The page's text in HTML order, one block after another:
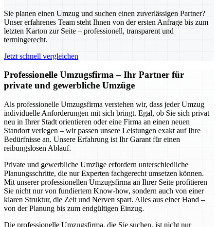
Sie planen einen Umzug und suchen einen zuverlässigen Partner?
Unser erfahrenes Team steht Ihnen von der ersten Anfrage bis zum
letzten Karton zur Seite – professionell, transparent und
termingerecht.
Jetzt schnell vergleichen
Professionelle Umzugsfirma – Ihr Partner für
private und gewerbliche Umzüge
Als professionelle Umzugsfirma verstehen wir, dass jeder Umzug
individuelle Anforderungen mit sich bringt. Egal, ob Sie sich privat
neu in Ihrer Stadt orientieren oder eine Firma an einen neuen
Standort verlegen – wir passen unsere Leistungen exakt auf Ihre
Bedürfnisse an. Unsere Erfahrung ist Ihr Garant für einen
reibungslosen Ablauf.
Private und gewerbliche Umzüge erfordern unterschiedliche
Planungsschritte, die nur Experten fachgerecht umsetzen können.
Mit unserer professionellen Umzugsfirma an Ihrer Seite profitieren
Sie nicht nur von fundiertem Know-how, sondern auch von einer
klaren Struktur, die Zeit und Nerven spart. Alles aus einer Hand –
von der Planung bis zum endgültigen Einzug.
Die professionelle Umzugsfirma, die Sie suchen, ist nicht nur